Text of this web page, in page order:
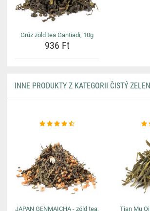
Grúz zöld tea Gantiadi, 10g
936 Ft
INNE PRODUKTY Z KATEGORII ČISTÝ
JAPAN GENMAICHA - zöld tea, Tian Mu